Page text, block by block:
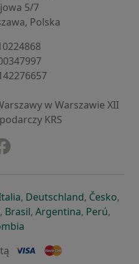
5/7
Polska
w Warszawie XII
KRS
karcie
w nowej karcie
się w nowej karcie
otwiera się w nowej
, Deutschlandotwiera się
, Česko,
karcie
się w nowej karcie
otwiera się w nowej karcie
, Brasilotwiera się w nowej
, Argentinaotwiera się
, Perú,